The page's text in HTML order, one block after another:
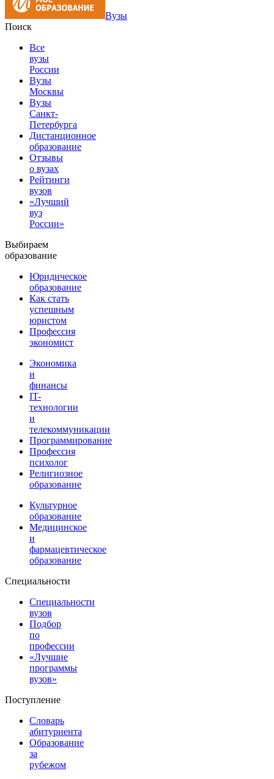
Вузы
Поиск
Все
вузы
России
Вузы
Москвы
Вузы
Санкт-
Петербурга
Дистанционное
образование
Отзывы
о вузах
Рейтинги
вузов
«Лучший
вуз
России»
Выбираем
образование
Юридическое
образование
Как стать
успешным
юристом
Профессия
экономист
Экономика
и
финансы
IT-
технологии
и
телекоммуникации
Программирование
Профессия
психолог
Религиозное
образование
Культурное
образование
Медицинское
и
фармацевтическое
образование
Специальности
Специальности
вузов
Подбор
по
профессии
«Лучшие
программы
вузов»
Поступление
Словарь
абитуриента
Образование
за
рубежом